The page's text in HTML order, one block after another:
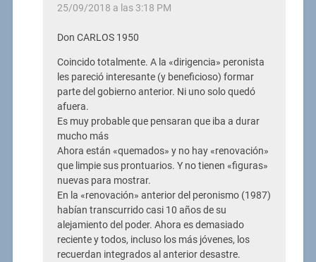
25/09/2018 a las 3:18 PM
Don CARLOS 1950
Coincido totalmente. A la «dirigencia» peronista
les pareció interesante (y beneficioso) formar
parte del gobierno anterior. Ni uno solo quedó
afuera.
Es muy probable que pensaran que iba a durar
mucho más
Ahora están «quemados» y no hay «renovación»
que limpie sus prontuarios. Y no tienen «figuras»
nuevas para mostrar.
En la «renovación» anterior del peronismo (1987)
habían transcurrido casi 10 años de su
alejamiento del poder. Ahora es demasiado
reciente y todos, incluso los más jóvenes, los
recuerdan integrados al anterior desastre.